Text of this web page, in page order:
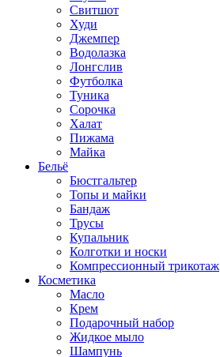
Свитшот
Худи
Джемпер
Водолазка
Лонгслив
Футболка
Туника
Сорочка
Халат
Пижама
Майка
Бельё
Бюстгальтер
Топы и майки
Бандаж
Трусы
Купальник
Колготки и носки
Компрессионный трикотаж
Косметика
Масло
Крем
Подарочный набор
Жидкое мыло
Шампунь